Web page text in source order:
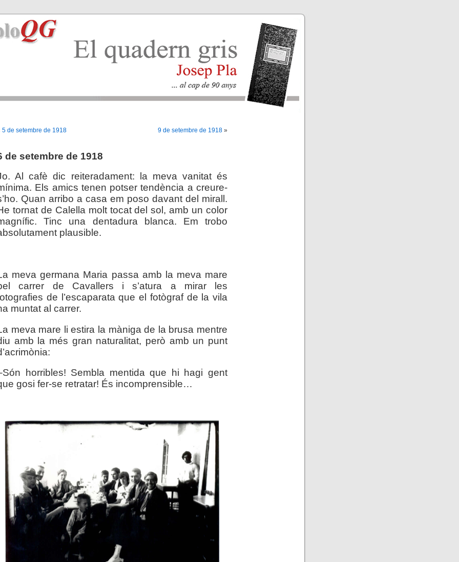
5 de setembre de 1918 9 de setembre de 1918 »
de setembre de 1918
Al cafè dic reiteradament: la meva vanitat és
Els amics tenen potser tendència a creure-
Quan arribo a casa em poso davant del mirall.
tornat de Calella molt tocat del sol, amb un color
Tinc una dentadura blanca. Em trobo
plausible.
meva germana Maria passa amb la meva mare
carrer de Cavallers i s’atura a mirar les
de l’escaparata que el fotògraf de la vila
muntat al carrer.
meva mare li estira la màniga de la brusa mentre
amb la més gran naturalitat, però amb un punt
horribles! Sembla mentida que hi hagi gent
gosi fer-se retratar! És incomprensible…